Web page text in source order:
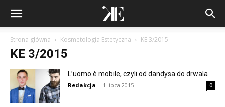
Strona główna Kosmetologia Estetyczna KE 3/2015
KE 3/2015
L’uomo è mobile, czyli od dandysa do drwala
Redakcja - 1 lipca 2015 0